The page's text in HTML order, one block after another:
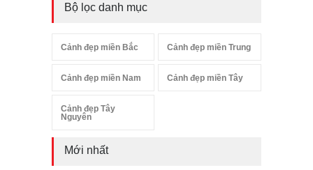
Bộ lọc danh mục
Cảnh đẹp miền Bắc Cảnh đẹp miền Trung
Cảnh đẹp miền Nam Cảnh đẹp miền Tây
Cảnh đẹp Tây
Nguyên
Mới nhất